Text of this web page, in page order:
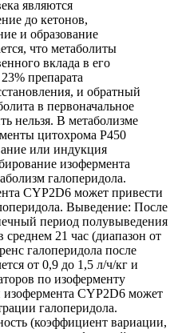
являются
до кетонов,
и образование
что метаболиты
вклада в его
препарата
и обратный
в первоначальное
нельзя. В метаболизме
цитохрома Р450
или индукция
изофермента
галоперидола.
CYP2D6 может привести
Выведение: После
период полувыведения
среднем 21 час (диапазон от
галоперидола после
от 0,9 до 1,5 л/ч/кг и
по изоферменту
CYP2D6 может
галоперидола.
(коэффициент вариации,